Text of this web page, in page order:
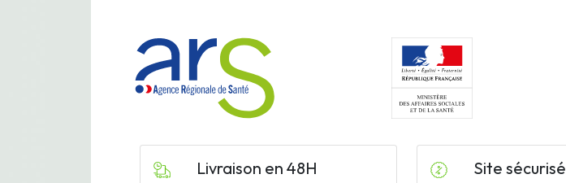
Livraison en 48H Site sécurisé